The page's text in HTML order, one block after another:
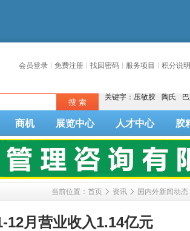
会员登录 免费注册 找回密码 服务项目 积分说明
关键字： 压敏胶 陶氏
商机 展览中心 人才中心 胶
当前位置： 首页 资讯 国内外新闻动态
12月营业收入1.14亿元